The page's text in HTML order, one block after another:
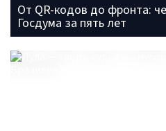
От QR-кодов до фронта:
Госдума за пять лет